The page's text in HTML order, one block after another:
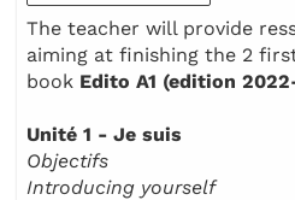
The teacher will provide
aiming at finishing the 2
book Edito A1 (edition
Unité 1 - Je suis
Objectifs
Introducing yourself